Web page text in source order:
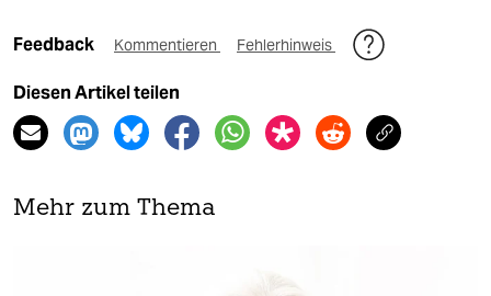
Feedback Kommentieren Fehlerhinweis
Diesen Artikel teilen
Mehr zum Thema